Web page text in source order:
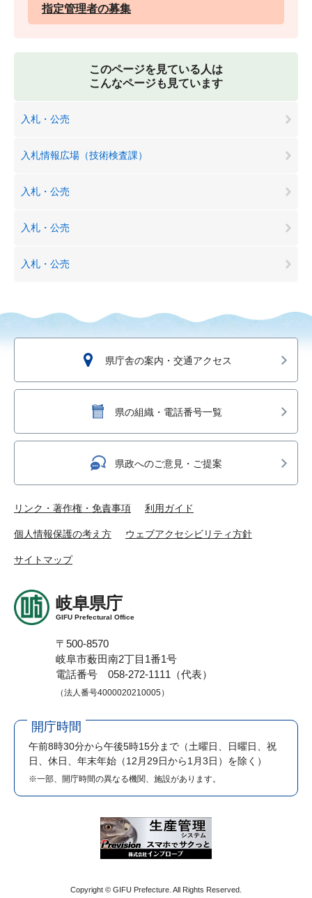
指定管理者の募集
このページを見ている人は
こんなページも見ています
入札・公売
入札情報広場（技術検査課）
入札・公売
入札・公売
入札・公売
県庁舎の案内・交通アクセス
県の組織・電話番号一覧
県政へのご意見・ご提案
リンク・著作権・免責事項 利用ガイド
個人情報保護の考え方 ウェブアクセシビリティ方針
サイトマップ
岐阜県庁
GIFU Prefectural Office
〒500-8570
岐阜市薮田南2丁目1番1号
電話番号 058-272-1111（代表）
（法人番号4000020210005）
開庁時間
午前8時30分から午後5時15分まで （土曜日、日曜日、祝
日、休日、年末年始（12月29日から1月3日）を除く）
※一部、開庁時間の異なる機関、施設があります。
Copyright © GIFU Prefecture. All Rights Reserved.